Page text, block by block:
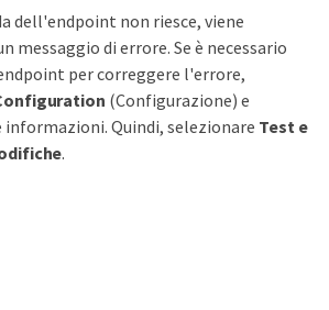
dell'endpoint non riesce, viene
messaggio di errore. Se è necessario
per correggere l'errore,
(Configurazione) e
Quindi, selezionare Test e
.